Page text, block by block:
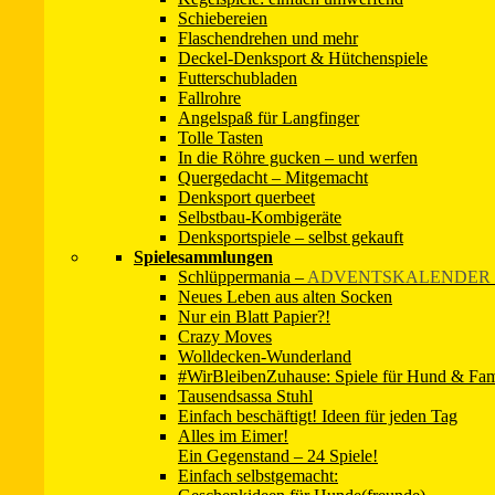
Schiebereien
Flaschendrehen und mehr
Deckel-Denksport & Hütchenspiele
Futterschubladen
Fallrohre
Angelspaß für Langfinger
Tolle Tasten
In die Röhre gucken – und werfen
Quergedacht – Mitgemacht
Denksport querbeet
Selbstbau-Kombigeräte
Denksportspiele – selbst gekauft
Spielesammlungen
Schlüppermania – ADVENTSKALENDER
Neues Leben aus alten Socken
Nur ein Blatt Papier?!
Crazy Moves
Wolldecken-Wunderland
#WirBleibenZuhause: Spiele für Hund &
Tausendsassa Stuhl
Einfach beschäftigt! Ideen für jeden Tag
Alles im Eimer!
Ein Gegenstand – 24 Spiele!
Einfach selbstgemacht:
Christina Sondermann
Ich schenk dir Zeit – Adventsstrümpfe und Ideengläser
→ Info-Seite zum Kanal
→ Zur Facebook-Seite